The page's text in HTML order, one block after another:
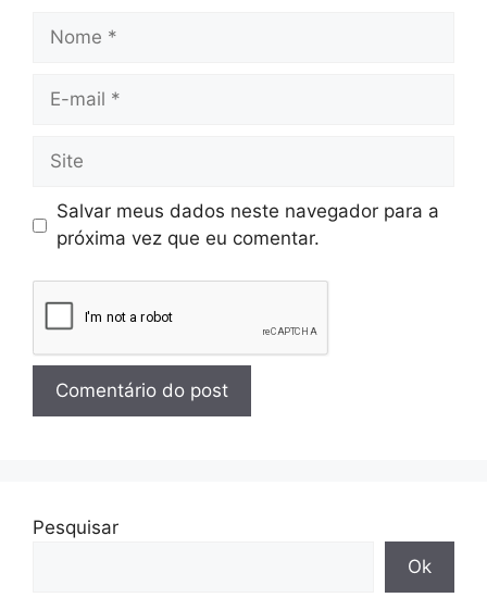
Salvar meus dados neste navegador para a
próxima vez que eu comentar.
Pesquisar
Ok